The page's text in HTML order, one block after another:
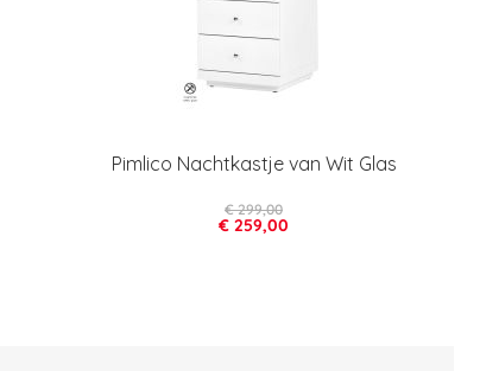
Pimlico Nachtkastje van Wit Glas
€ 259,00
€ 299,00